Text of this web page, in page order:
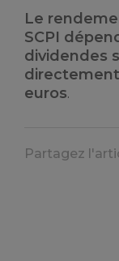
Le
SCPI
dividendes
euros.
Partagez